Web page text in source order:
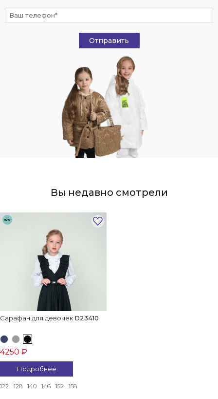
Отправить
Вы недавно смотрели
NEW
Сарафан для девочек D23410
4250 ₽
Подробнее
122 128 140 146 152 158